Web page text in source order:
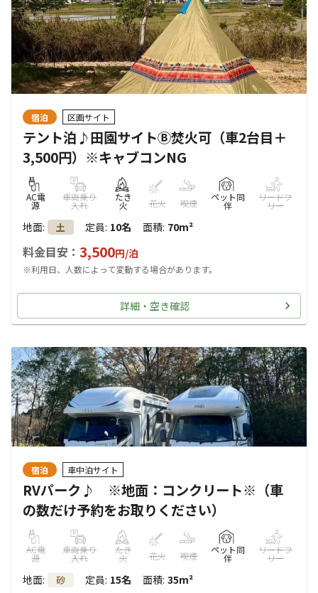
宿泊 区画サイト
テント泊♪田園サイトⒷ焚火可（車2台目＋
3,500円）※キャブコンNG
AC電
源
車両乗り
入れ
たき
火 花火 喫煙
ペット同
伴
リードフ
リー
地面: 土 定員: 10名 面積: 70m²
料金目安： 3,500円/泊
※利用日、人数によって変動する場合があります。
詳細・空き確認
宿泊 車中泊サイト
RVパーク♪ ※地面：コンクリート※（車
の数だけ予約をお取りください）
AC電
源
車両乗り
入れ
たき
火 花火 喫煙
ペット同
伴
リードフ
リー
地面: 砂 定員: 15名 面積: 35m²